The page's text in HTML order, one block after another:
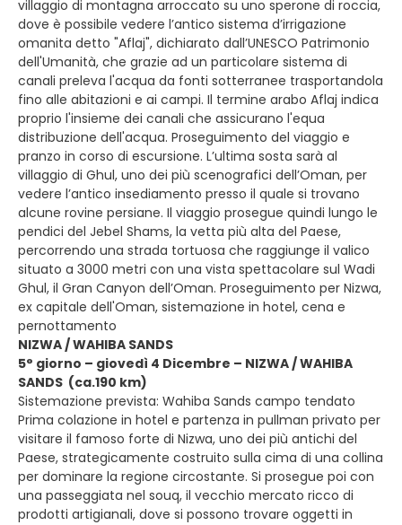
villaggio di montagna arroccato su uno sperone di roccia,
dove è possibile vedere l’antico sistema d’irrigazione
omanita detto "Aflaj", dichiarato dall’UNESCO Patrimonio
dell'Umanità, che grazie ad un particolare sistema di
canali preleva l'acqua da fonti sotterranee trasportandola
fino alle abitazioni e ai campi. Il termine arabo Aflaj indica
proprio l'insieme dei canali che assicurano l'equa
distribuzione dell'acqua. Proseguimento del viaggio e
pranzo in corso di escursione. L’ultima sosta sarà al
villaggio di Ghul, uno dei più scenografici dell’Oman, per
vedere l’antico insediamento presso il quale si trovano
alcune rovine persiane. Il viaggio prosegue quindi lungo le
pendici del Jebel Shams, la vetta più alta del Paese,
percorrendo una strada tortuosa che raggiunge il valico
situato a 3000 metri con una vista spettacolare sul Wadi
Ghul, il Gran Canyon dell’Oman. Proseguimento per Nizwa,
ex capitale dell'Oman, sistemazione in hotel, cena e
pernottamento
NIZWA / WAHIBA SANDS
5° giorno – giovedì 4 Dicembre – NIZWA / WAHIBA
SANDS (ca.190 km)
Sistemazione prevista: Wahiba Sands campo tendato
Prima colazione in hotel e partenza in pullman privato per
visitare il famoso forte di Nizwa, uno dei più antichi del
Paese, strategicamente costruito sulla cima di una collina
per dominare la regione circostante. Si prosegue poi con
una passeggiata nel souq, il vecchio mercato ricco di
prodotti artigianali, dove si possono trovare oggetti in